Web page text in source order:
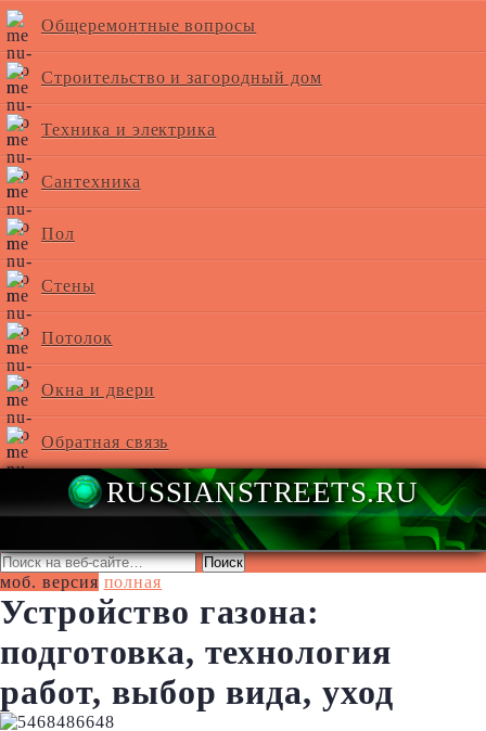
Общеремонтные вопросы
Строительство и загородный дом
Техника и электрика
Сантехника
Пол
Стены
Потолок
Окна и двери
Обратная связь
моб. версия полная
Устройство газона:
подготовка, технология
работ, выбор вида, уход